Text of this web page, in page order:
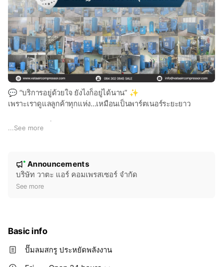
💬 “บริการอยู่ด้วยใจ ยังไงก็อยู่ได้นาน” ✨
เพราะเราดูแลลูกค้าทุกแห่ง...เหมือนเป็นพาร์ตเนอร์ระยะยาว
ด้วยความมุ่งมั่นและใส่ใจในการให้บริการ
จนเรามีฐานลูกค้าครอบคลุมทั่วประเทศกว่า 1,000 แห่ง 🎉
📌 บริการหลังการขายครบวงจร
เราจะไม่หยุดพัฒนา…เพื่อดูแลคุณให้ดีที่สุด 💼💙
#VATAAirCompressor
...See more
e
New
Announcements
บริษัท วาตะ แอร์ คอมเพรสเซอร์ จำกัด
See more
Basic info
ปั๊มลมสกรู ประหยัดพลังงาน